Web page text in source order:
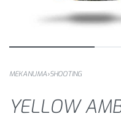
MEKANUMA›SHOOTING
YELLOW